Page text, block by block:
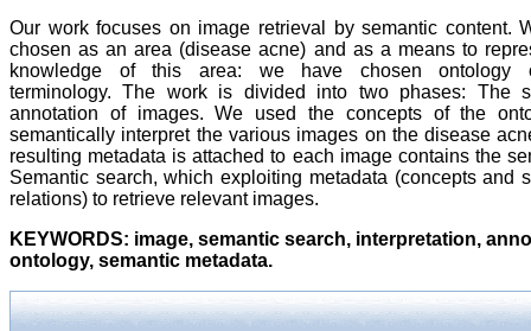
Our work focuses on image retrieval by semantic content.
chosen as an area (disease acne) and as a means to
knowledge of this area: we have chosen ontology
terminology. The work is divided into two phases: The
annotation of images. We used the concepts of the
semantically interpret the various images on the disease
resulting metadata is attached to each image contains the
Semantic search, which exploiting metadata (concepts and
relations) to retrieve relevant images.
KEYWORDS: image, semantic search, interpretation,
ontology, semantic metadata.